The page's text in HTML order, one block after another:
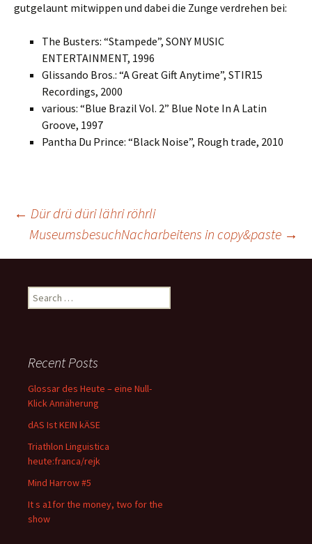
gutgelaunt mitwippen und dabei die Zunge verdrehen bei:
The Busters: “Stampede”, SONY MUSIC
ENTERTAINMENT, 1996
Glissando Bros.: “A Great Gift Anytime”, STIR15
Recordings, 2000
various: “Blue Brazil Vol. 2” Blue Note In A Latin
Groove, 1997
Pantha Du Prince: “Black Noise”, Rough trade, 2010
Post
navigation
← Dür drü düri lähri röhrli
MuseumsbesuchNacharbeitens in copy&paste →
Search
for:
Recent Posts
Glossar des Heute – eine Null-
Klick Annäherung
dAS Ist KEIN kÄSE
Triathlon Linguistica
heute:franca/rejk
Mind Harrow #5
It s a1for the money, two for the
show